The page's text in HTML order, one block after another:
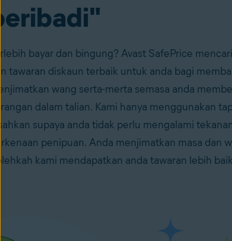
bayar dan bingung? Avast SafePrice
tawaran diskaun terbaik untuk anda bagi
wang serta-merta semasa anda
dalam talian. Kami hanya menggunakan
supaya anda tidak perlu mengalami tekanan
penipuan. Anda menjimatkan masa dan
kami mendapatkan anda tawaran lebih